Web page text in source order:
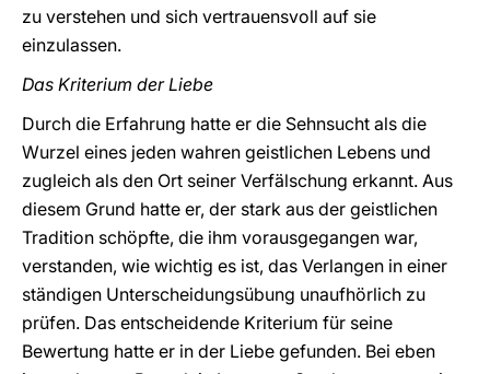
zu verstehen und sich vertrauensvoll auf sie
einzulassen.
Das Kriterium der Liebe
Durch die Erfahrung hatte er die Sehnsucht als die
Wurzel eines jeden wahren geistlichen Lebens und
zugleich als den Ort seiner Verfälschung erkannt. Aus
diesem Grund hatte er, der stark aus der geistlichen
Tradition schöpfte, die ihm vorausgegangen war,
verstanden, wie wichtig es ist, das Verlangen in einer
ständigen Unterscheidungsübung unaufhörlich zu
prüfen. Das entscheidende Kriterium für seine
Bewertung hatte er in der Liebe gefunden. Bei eben